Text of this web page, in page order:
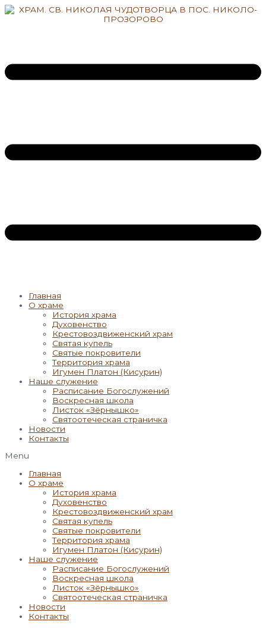
Перейти
Главная
О храме
История храма
Духовенство
Крестовоздвиженский храм
Святая купель
Святые покровители
Территория храма
Игумен Платон (Кисурин)
Наше служение
Расписание Богослужений
Воскресная школа
Листок «Зёрнышко»
Святоотеческая страничка
Новости
Контакты
Menu
Главная
О храме
История храма
Духовенство
Крестовоздвиженский храм
Святая купель
Святые покровители
Территория храма
Игумен Платон (Кисурин)
Наше служение
Расписание Богослужений
Воскресная школа
Листок «Зёрнышко»
Святоотеческая страничка
Новости
Контакты